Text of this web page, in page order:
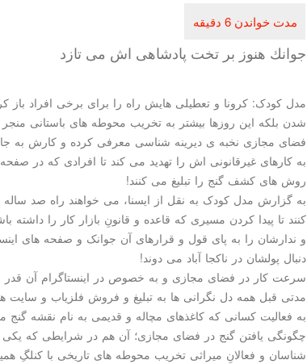
جوانك هنوز بر تخت پادشاهی اش می تازد
مدل کودک: کرونا و تعطیلی هایش راه را برای برخی افراد باز
شدن بلکه این روزها بیشتر به تخریب محوطه های باستانی
فضای مجازی نخبه ی دیرینه شناسی معرفی کرده و کارش به
به کارهای غیرقانونی اش را تهدید می کند تا افرادی که در
روش های کشف گنج را تبلیغ می کنند!
به گزارش مدل کودک به نقل از ایسنا، می خواهند راه صد ساله
کنند تا پیدا کردن مسیری که قاعده و قانونِ بازار کار را
و ندارشان را به پای قول و قرارهای آن جوانک و صفحه های
دنبال پولشان در ناکجا آباد می دوند!
سرعت کار در فضای مجازی و به خصوص در اینستاگرام آن قدر
مدتی قبل همه دل نگرانی ها به تبلیغ و فروش فلزیاب و سایت
به فعالیت کسانی که کاغذهای مچاله و قدیمی به نام نقشه
چگونگی یافتن گنج در فضای مجازی؛ آن هم در شرایطی که یکی
شناسان و فعالانِ میراثی تخریب محوطه های تاریخی با کنلگِ